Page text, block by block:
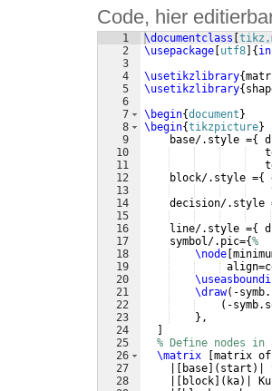
Code, hier
1
2
3
4
5
6
7
8
9
10
11
12
13
14
15
16
17
18
19
20
21
22
23
24
25
26
27
28
\documentclass
\usepackage utf8 {
\usetikzlibrary{
\usetikzlibrary{
\begin{document }
\begin{tikzpicture}
    base/.style =
{
    block/.style =
{
decision/.style
    line/.style =
{
    symbol/.pic=
{%
\node
\draw( -
( -
} ,
% Define nodes in
\matrix
matrix of
base ( start ) |
block ( ka) |